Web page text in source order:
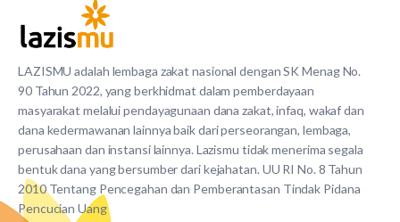
LAZISMU adalah lembaga zakat nasional dengan SK Menag No.
90 Tahun 2022, yang berkhidmat dalam pemberdayaan
masyarakat melalui pendayagunaan dana zakat, infaq, wakaf dan
dana kedermawanan lainnya baik dari perseorangan, lembaga,
perusahaan dan instansi lainnya. Lazismu tidak menerima segala
bentuk dana yang bersumber dari kejahatan. UU RI No. 8 Tahun
2010 Tentang Pencegahan dan Pemberantasan Tindak Pidana
Pencucian Uang